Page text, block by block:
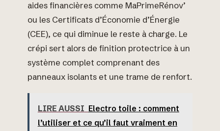
aides financières comme MaPrimeRénov’
ou les Certificats d’Économie d’Énergie
(CEE), ce qui diminue le reste à charge. Le
crépi sert alors de finition protectrice à un
système complet comprenant des
panneaux isolants et une trame de renfort.
LIRE AUSSI Electro toile : comment
l’utiliser et ce qu’il faut vraiment en